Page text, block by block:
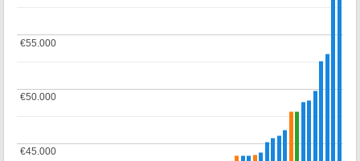
€45.000
€45.000
€50.000
€50.000
€55.000
€55.000